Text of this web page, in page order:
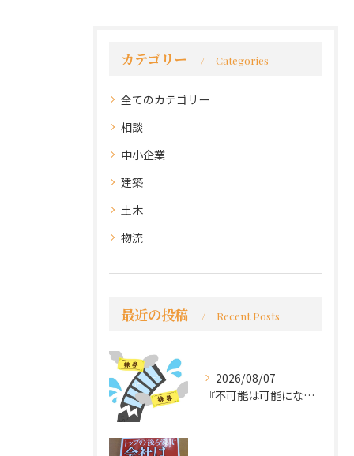
カテゴリー Categories
全てのカテゴリー
相談
中小企業
建築
土木
物流
最近の投稿 Recent Posts
2026/08/07
『不可能は可能になる』